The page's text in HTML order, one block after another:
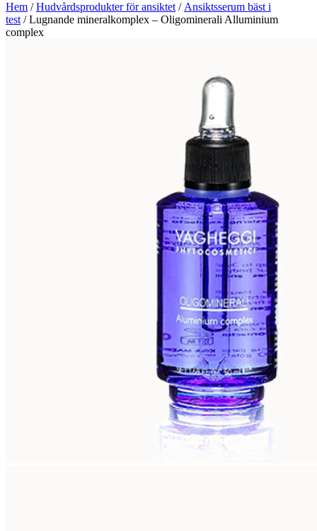
Hem /Hudvårdsprodukter för ansiktet/Ansiktsserum bäst i
test/ Lugnande mineralkomplex – Oligominerali Alluminium
complex